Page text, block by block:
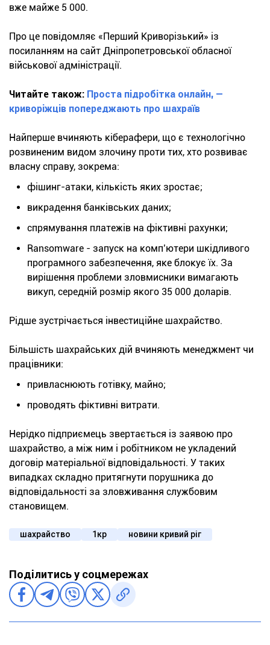
вже майже 5 000.
Про це повідомляє «Перший Криворізький» із
посиланням на сайт Дніпропетровської обласної
військової адміністрації.
Читайте також: Проста підробітка онлайн, —
криворіжців попереджають про шахраїв
Найперше вчиняють кіберафери, що є технологічно
розвиненим видом злочину проти тих, хто розвиває
власну справу, зокрема:
фішинг-атаки, кількість яких зростає;
викрадення банківських даних;
спрямування платежів на фіктивні рахунки;
Ransomware - запуск на комп’ютери шкідливого
програмного забезпечення, яке блокує їх. За
вирішення проблеми зловмисники вимагають
викуп, середній розмір якого 35 000 доларів.
Рідше зустрічається інвестиційне шахрайство.
Більшість шахрайських дій вчиняють менеджмент чи
працівники:
привласнюють готівку, майно;
проводять фіктивні витрати.
Нерідко підприємець звертається із заявою про
шахрайство, а між ним і робітником не укладений
договір матеріальної відповідальності. У таких
випадках складно притягнути порушника до
відповідальності за зловживання службовим
становищем.
шахрайство 1кр новини кривий ріг
Поділитись у соцмережах